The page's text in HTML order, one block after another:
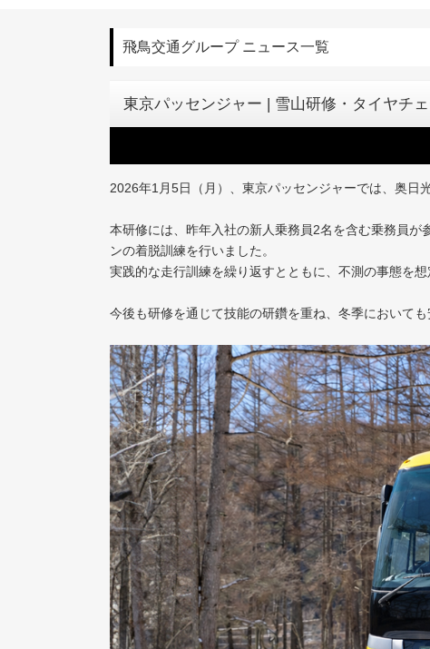
飛鳥交通グループ ニュース一覧
東京パッセンジャー | 雪山研修・タイヤチ
2026年1月5日（月）、東京パッセンジャーでは、奥日
本研修には、昨年入社の新人乗務員2名を含む乗務員
ンの着脱訓練を行いました。
実践的な走行訓練を繰り返すとともに、不測の事態を
今後も研修を通じて技能の研鑽を重ね、冬季において